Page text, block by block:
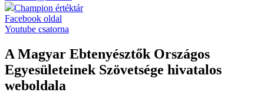
Champion értéktár
Facebook oldal
Youtube csatorna
A Magyar Ebtenyésztők Országos
Egyesületeinek Szövetsége hivatalos
weboldala